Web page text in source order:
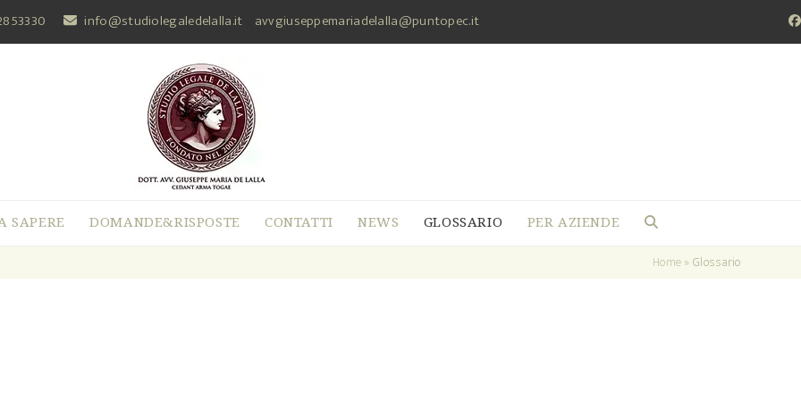
info@studiolegaledelalla.it avvgiuseppemariadelalla@puntopec.it
SAPERE DOMANDE&RISPOSTE CONTATTI NEWS GLOSSARIO PER AZIENDE
Home»Glossario